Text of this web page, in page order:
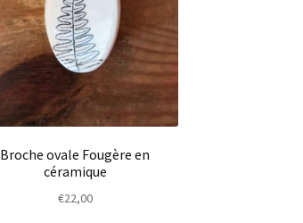
Broche ovale Fougère en
céramique
€22,00